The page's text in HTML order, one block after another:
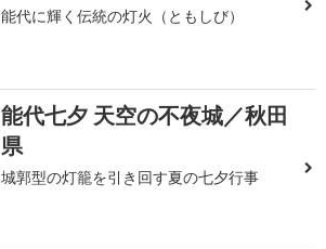
能代に輝く伝統の灯火（ともしび）
能代七夕 天空の不夜城／秋田
県
城郭型の灯籠を引き回す夏の七夕行事